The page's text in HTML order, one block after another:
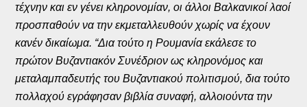
τέχνην και εν γένει κληρονομίαν, οι άλλοι Βαλκανικοί λαοί
προσπαθούν να την εκμεταλλευθούν χωρίς να έχουν
κανέν δικαίωμα. “Δια τούτο η Ρουμανία εκάλεσε το
πρώτον Βυζαντιακόν Συνέδριον ως κληρονόμος και
μεταλαμπαδευτής του Βυζαντιακού πολιτισμού, δια τούτο
πολλαχού εγράφησαν βιβλία συναφή, αλλοιούντα την